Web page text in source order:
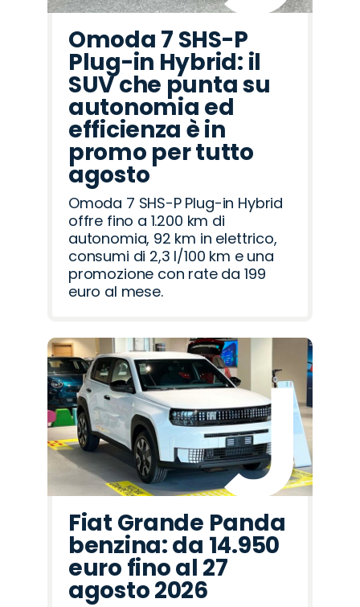
Omoda 7 SHS-P
Plug-in Hybrid: il
SUV che punta su
autonomia ed
efficienza è in
promo per tutto
agosto
Omoda 7 SHS-P Plug-in Hybrid
offre fino a 1.200 km di
autonomia, 92 km in elettrico,
consumi di 2,3 l/100 km e una
promozione con rate da 199
euro al mese.
Fiat Grande Panda
benzina: da 14.950
euro fino al 27
agosto 2026